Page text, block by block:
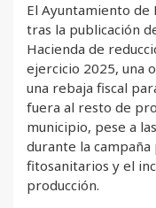
El Ayuntamiento de
tras la publicación
Hacienda de
ejercicio 2025, una
una rebaja fiscal
fuera al resto de
municipio, pese a
durante la
fitosanitarios y el
producción.